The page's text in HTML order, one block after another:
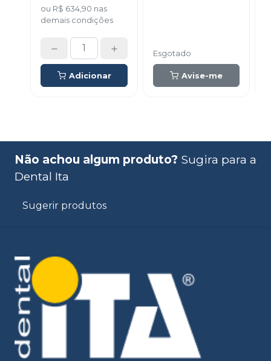
ou R$ 634,90 nas
demais condições
Adicionar
Esgotado
Avise-me
Não achou algum produto? Sugira para a
Dental Ita
Sugerir produtos